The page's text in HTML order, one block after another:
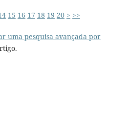
15 16 17 18 19 20 > >>
uma pesquisa avançada por